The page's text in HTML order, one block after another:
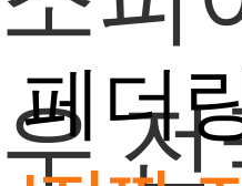
우
페더